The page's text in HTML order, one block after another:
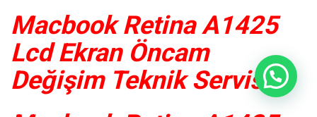
Macbook Retina A1425
Lcd Ekran Öncam
Değişim Teknik Servis